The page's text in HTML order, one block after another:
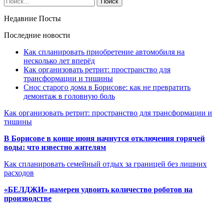
Недавние Посты
Последние новости
Как спланировать приобретение автомобиля на
несколько лет вперёд
Как организовать ретрит: пространство для
трансформации и тишины
Снос старого дома в Борисове: как не превратить
демонтаж в головную боль
Как организовать ретрит: пространство для трансформации и
тишины
В Борисове в конце июня начнутся отключения горячей
воды: что известно жителям
Как спланировать семейный отдых за границей без лишних
расходов
«БЕЛДЖИ» намерен удвоить количество роботов на
производстве